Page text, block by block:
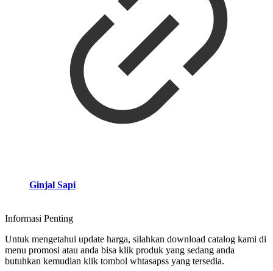
Ginjal Sapi
Informasi Penting
Untuk mengetahui update harga, silahkan download catalog kami di
menu promosi atau anda bisa klik produk yang sedang anda
butuhkan kemudian klik tombol whtasapss yang tersedia.